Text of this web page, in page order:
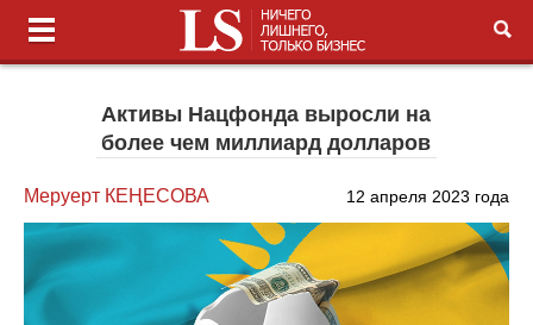
Активы Нацфонда выросли на
более чем миллиард долларов
Меруерт КЕҢЕСОВА 12 апреля 2023 года